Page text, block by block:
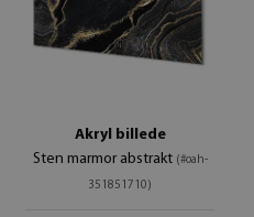
Akryl billede
Sten marmor abstrakt (#oah-
351851710)